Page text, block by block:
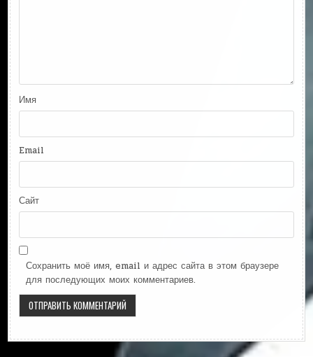
Имя
Email
Сайт
Сохранить моё имя, email и адрес сайта в этом браузере
для последующих моих комментариев.